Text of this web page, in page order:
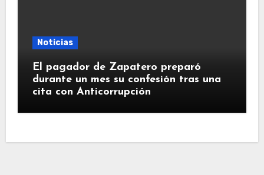
Noticias
El pagador de Zapatero preparó
durante un mes su confesión tras una
cita con Anticorrupción